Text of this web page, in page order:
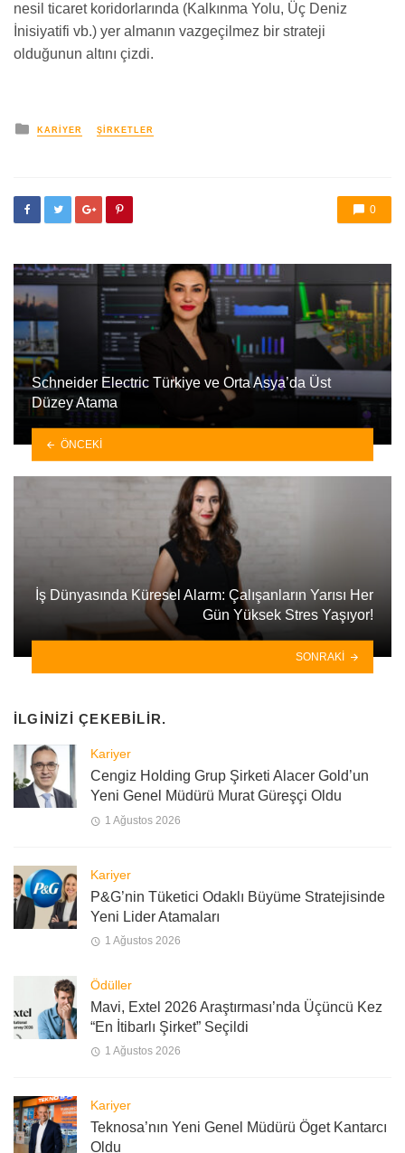
nesil ticaret koridorlarında (Kalkınma Yolu, Üç Deniz
İnisiyatifi vb.) yer almanın vazgeçilmez bir strateji
olduğunun altını çizdi.
yayınlanan
KARIYER ŞIRKETLER
0
Schneider Electric Türkiye ve Orta Asya’da Üst
Düzey Atama
ÖNCEKI
İş Dünyasında Küresel Alarm: Çalışanların Yarısı Her
Gün Yüksek Stres Yaşıyor!
SONRAKI
İLGINIZI ÇEKEBILIR.
Kariyer
Cengiz Holding Grup Şirketi Alacer Gold’un
Yeni Genel Müdürü Murat Güreşçi Oldu
1 Ağustos 2026
Kariyer
P&G’nin Tüketici Odaklı Büyüme Stratejisinde
Yeni Lider Atamaları
1 Ağustos 2026
Ödüller
Mavi, Extel 2026 Araştırması’nda Üçüncü Kez
“En İtibarlı Şirket” Seçildi
1 Ağustos 2026
Kariyer
Teknosa’nın Yeni Genel Müdürü Öget Kantarcı
Oldu